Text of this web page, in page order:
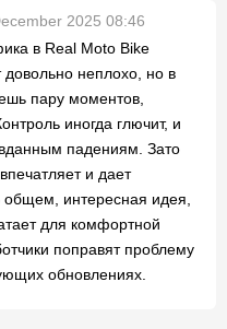
2025 08:46
в Real Moto Bike
неплохо, но в
пару моментов,
иногда глючит, и
падениям. Зато
и дает
интересная идея,
для комфортной
поправят проблему
обновлениях.